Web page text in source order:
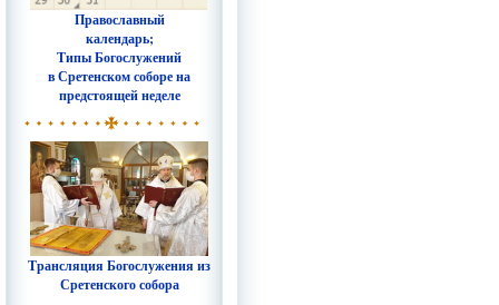
Православный
календарь;
Типы Богослужений
в Сретенском соборе на
предстоящей неделе
Трансляция Богослужения из
Сретенского собора